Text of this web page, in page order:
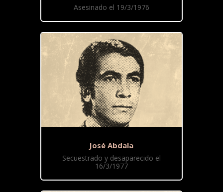
Asesinado el 19/3/1976
José Abdala
Secuestrado y desaparecido el
16/3/1977